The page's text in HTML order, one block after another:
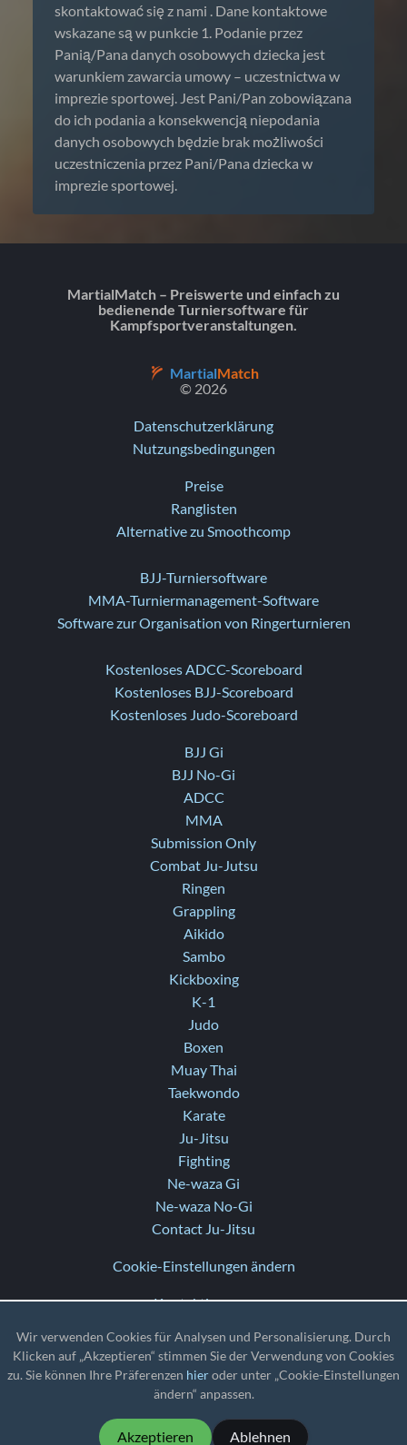
skontaktować się z nami . Dane kontaktowe
wskazane są w punkcie 1. Podanie przez
Panią/Pana danych osobowych dziecka jest
warunkiem zawarcia umowy – uczestnictwa w
imprezie sportowej. Jest Pani/Pan zobowiązana
do ich podania a konsekwencją niepodania
danych osobowych będzie brak możliwości
uczestniczenia przez Pani/Pana dziecka w
imprezie sportowej.
Wir verwenden Cookies für Analysen und Personalisierung. Durch
Klicken auf „Akzeptieren“ stimmen Sie der Verwendung von Cookies
zu. Sie können Ihre Präferenzen hieroder unter „Cookie-Einstellungen
ändern“ anpassen.
Akzeptieren Ablehnen
MartialMatch – Preiswerte und einfach zu
bedienende Turniersoftware für
Kampfsportveranstaltungen.
MartialMatch
© 2026
Datenschutzerklärung
Nutzungsbedingungen
Preise
Ranglisten
Alternative zu Smoothcomp
BJJ-Turniersoftware
MMA-Turniermanagement-Software
Software zur Organisation von Ringerturnieren
Kostenloses ADCC-Scoreboard
Kostenloses BJJ-Scoreboard
Kostenloses Judo-Scoreboard
BJJ Gi
BJJ No-Gi
ADCC
MMA
Submission Only
Combat Ju-Jutsu
Ringen
Grappling
Aikido
Sambo
Kickboxing
K-1
Judo
Boxen
Muay Thai
Taekwondo
Karate
Ju-Jitsu
Fighting
Ne-waza Gi
Ne-waza No-Gi
Contact Ju-Jitsu
Cookie-Einstellungen ändern
Kontaktiere uns
Versionshinweise
TZ: UTC